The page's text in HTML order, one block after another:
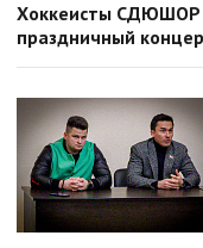
Хоккеисты СДЮШОР
праздничный